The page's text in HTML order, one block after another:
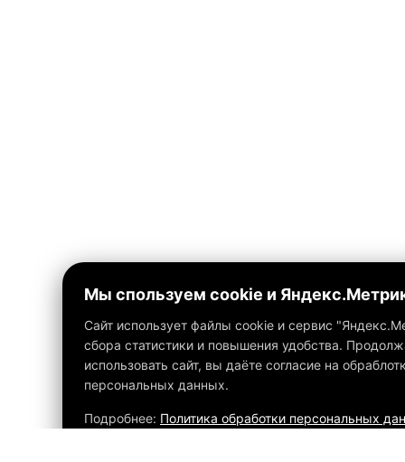
Мы спользуем cookie и
Сайт использует файлы cookie и сервис
сбора статистики и повышения удобства.
использовать сайт, вы даёте согласие на
персональных данных.
Подробнее: Политика обработки персональных